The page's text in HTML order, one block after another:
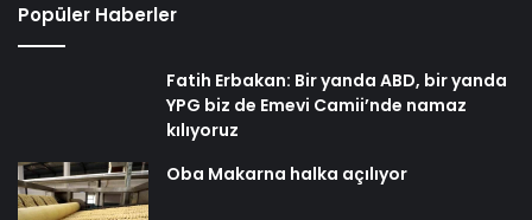
Popüler Haberler
Fatih Erbakan: Bir yanda ABD, bir yanda
YPG biz de Emevi Camii’nde namaz
kılıyoruz
Oba Makarna halka açılıyor